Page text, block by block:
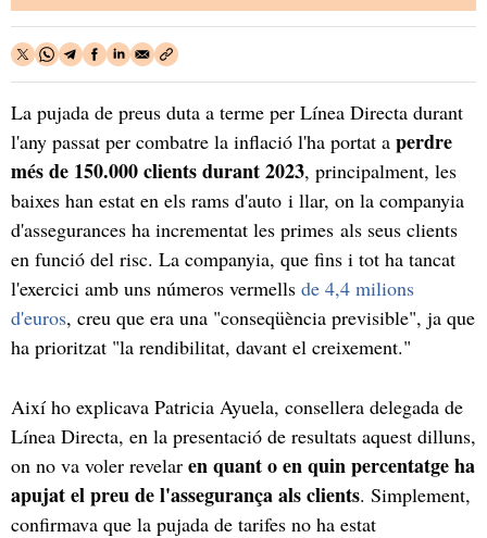
La pujada de preus duta a terme per Línea Directa durant
l'any passat per combatre la inflació l'ha portat a perdre
més de 150.000 clients durant 2023, principalment, les
baixes han estat en els rams d'auto i llar, on la companyia
d'assegurances ha incrementat les primes als seus clients
en funció del risc. La companyia, que fins i tot ha tancat
l'exercici amb uns números vermells de 4,4 milions
d'euros, creu que era una "conseqüència previsible", ja que
ha prioritzat "la rendibilitat, davant el creixement."
Així ho explicava Patricia Ayuela, consellera delegada de
Línea Directa, en la presentació de resultats aquest dilluns,
on no va voler revelar en quant o en quin percentatge ha
apujat el preu de l'assegurança als clients. Simplement,
confirmava que la pujada de tarifes no ha estat